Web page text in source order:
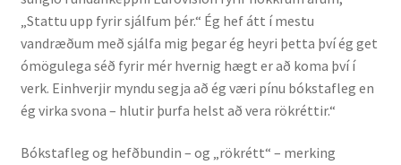
Hljóð og hljóðkerfi
Staða íslenskunnar
„Stattu upp fyrir sjálfum þér.“ Ég hef átt í mestu
vandræðum með sjálfa mig þegar ég heyri þetta því ég get
ómögulega séð fyrir mér hvernig hægt er að koma því í
verk. Einhverjir myndu segja að ég væri pínu bókstafleg en
ég virka svona – hlutir þurfa helst að vera rökréttir.“
Bókstafleg og hefðbundin – og „rökrétt“ – merking